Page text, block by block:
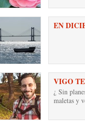
EN
VIGO
¿ Sin
maletas y